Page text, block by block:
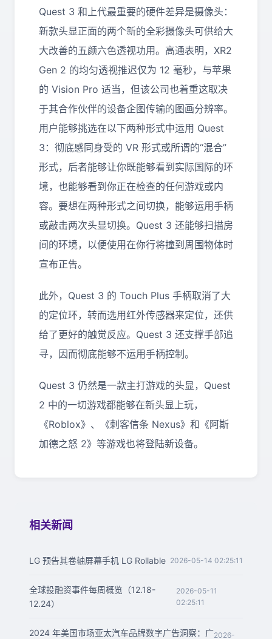
Quest 3 和上代最重要的硬件差异是摄像头：
新款头显正面的两个新的全彩摄像头可供给大
大改善的五颜六色透视功用。高通表明，XR2
Gen 2 的均匀透视推迟仅为 12 毫秒，与苹果
的 Vision Pro 适当，但该公司也着重这取决
于其合作伙伴的设备企图传输的图画分辨率。
用户能够挑选在以下两种形式中运用 Quest
3：彻底感同身受的 VR 形式或所谓的“混合”
形式，后者能够让你既能够看到实际国际的环
境，也能够看到你正在检查的任何游戏或内
容。要想在两种形式之间切换，能够运用手柄
或敲击两次头显切换。Quest 3 还能够扫描房
间的环境，以便使用在你行将撞到周围物体时
宣布正告。
此外，Quest 3 的 Touch Plus 手柄取消了大
的定位环，转而选用红外传感器来定位，还供
给了更好的触觉反应。Quest 3 还支撑手部追
寻，因而彻底能够不运用手柄控制。
Quest 3 仍然是一款主打游戏的头显，Quest
2 中的一切游戏都能够在新头显上玩，
《Roblox》、《刺客信条 Nexus》和《阿斯
加德之怒 2》等游戏也将登陆新设备。
相关新闻
LG 预告其卷轴屏幕手机 LG Rollable 2026-05-14 02:25:11
全球投融资事件每周概览（12.18-
12.24）
2026-05-11
02:25:11
2024 年美国市场亚太汽车品牌数字广告洞察：广2026-